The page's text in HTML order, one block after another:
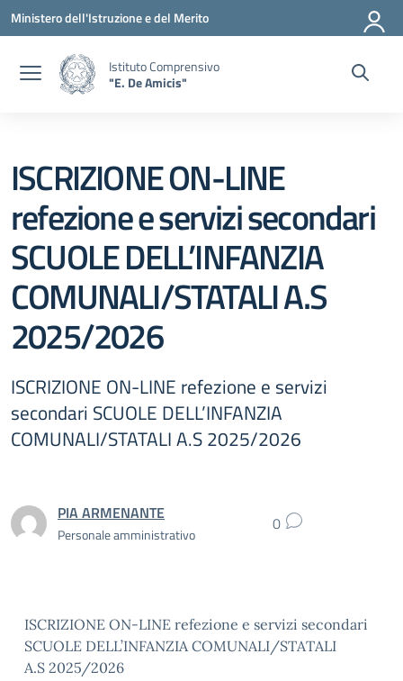
Vai ai contenuti
Vai al menu di navigazione
Vai al footer
Ministero dell'Istruzione e del Merito
Istituto Comprensivo
"E. De Amicis"
ISCRIZIONE ON-LINE
refezione e servizi secondari
SCUOLE DELL’INFANZIA
COMUNALI/STATALI A.S
2025/2026
ISCRIZIONE ON-LINE refezione e servizi
secondari SCUOLE DELL’INFANZIA
COMUNALI/STATALI A.S 2025/2026
PIA ARMENANTE
Personale amministrativo 0
ISCRIZIONE ON-LINE refezione e servizi secondari
SCUOLE DELL’INFANZIA COMUNALI/STATALI
A.S 2025/2026